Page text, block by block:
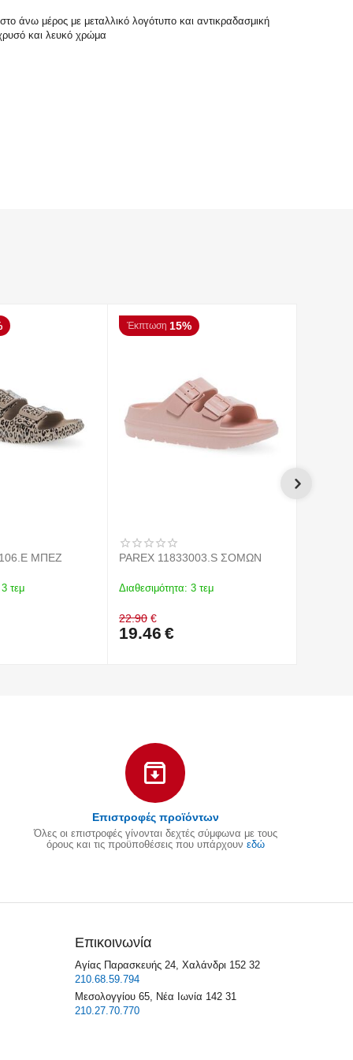
άνω μέρος με μεταλλικό λογότυπο και αντικραδασμική
και λευκό χρώμα
ΜΠΕΖ
3 τεμ
Έκπτωση 15%
PAREX 11833003.S ΣΟΜΩΝ
Διαθεσιμότητα: 3 τεμ
22.90 €
19.46 €
Επιστροφές προϊόντων
Όλες οι επιστροφές γίνονται δεχτές σύμφωνα με τους
όρους και τις προϋποθέσεις που υπάρχουν εδώ
Επικοινωνία
Αγίας Παρασκευής 24, Χαλάνδρι 152 32
210.68.59.794
Μεσολογγίου 65, Νέα Ιωνία 142 31
210.27.70.770